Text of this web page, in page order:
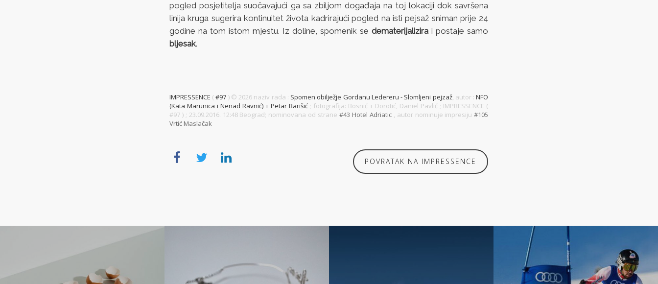
pogled posjetitelja suočavajući ga sa zbiljom događaja na toj lokaciji dok savršena
linija kruga sugerira kontinuitet života kadrirajući pogled na isti pejsaž sniman prije 24
godine na tom istom mjestu. Iz doline, spomenik sedematerijalizira i postaje samo
bljesak.
IMPRESSENCE (#97 ) ©2026 naziv rada : Spomen obilježje Gordanu Ledereru - Slomljeni pejzaž, autor :NFO
(Kata Marunica i Nenad Ravnić) + Petar Barišić ; fotografija: Bosnić + Dorotić, Daniel Pavlić ; IMPRESSENCE (
#97 ) ; 23.09.2016. 12:48 Beograd; nominovana od strane#43 Hotel Adriatic , autor nominuje impresiju#105
Vrtić Maslačak
POVRATAK NA IMPRESSENCE